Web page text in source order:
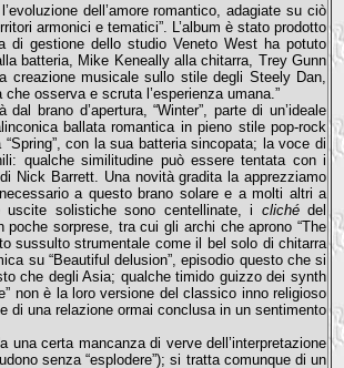
dell’amore romantico, adagiate su ciò
armonici e tematici”. L’album è stato prodotto
di gestione dello studio Veneto West ha potuto
batteria, Mike Keneally alla chitarra, Trey Gunn
creazione musicale sullo stile degli Steely Dan,
osserva e scruta l’esperienza umana.”
brano d’apertura, “Winter”, parte di un’ideale
ballata romantica in pieno stile pop-rock
con la sua batteria sincopata; la voce di
qualche similitudine può essere tentata con i
Nick Barrett. Una novità gradita la apprezziamo
a questo brano solare e a molti altri a
uscite solistiche sono centellinate, i clichédel
sorprese, tra cui gli archi che aprono “The
sussulto strumentale come il bel solo di chitarra
su “Beautiful delusion”, episodio questo che si
che degli Asia; qualche timido guizzo dei synth
non è la loro versione del classico inno religioso
di una relazione ormai conclusa in un sentimento
una certa mancanza di verve dell’interpretazione
senza “esplodere”); si tratta comunque di un